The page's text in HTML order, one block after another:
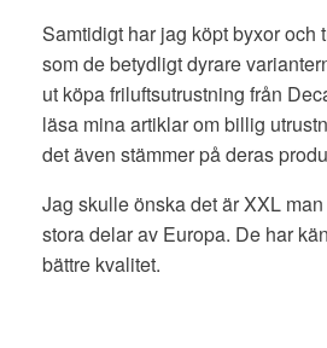
Samtidigt har jag köpt byxor och
som de betydligt dyrare
ut köpa friluftsutrustning från
läsa mina artiklar om billig
det även stämmer på deras
Jag skulle önska det är XXL
stora delar av Europa. De har
bättre kvalitet.